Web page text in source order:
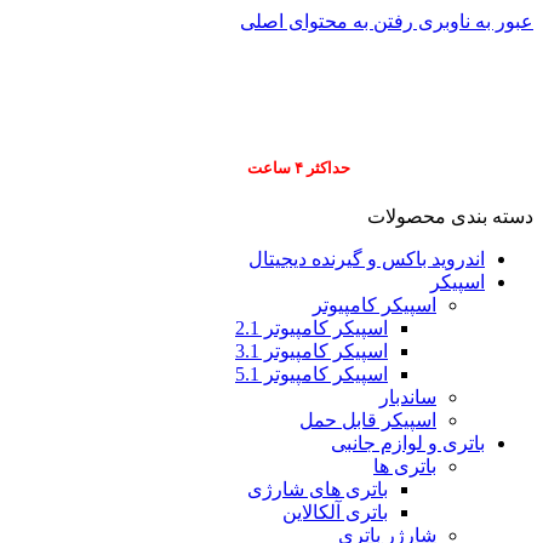
عبور به ناوبری رفتن به محتوای اصلی
حداکثر ۴ ساعت
دسته بندی محصولات
اندروید باکس و گیرنده دیجیتال
اسپیکر
اسپیکر کامپیوتر
اسپیکر کامپیوتر 2.1
اسپیکر کامپیوتر 3.1
اسپیکر کامپیوتر 5.1
ساندبار
اسپیکر قابل حمل
باتری و لوازم جانبی
باتری ها
باتری های شارژی
باتری آلکالاین
شارژر باتری